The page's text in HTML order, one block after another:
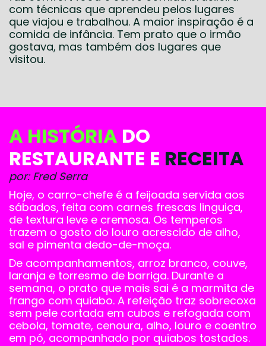
com técnicas que aprendeu pelos lugares
que viajou e trabalhou. A maior inspiração é a
comida de infância. Tem prato que o irmão
gostava, mas também dos lugares que
visitou.
A HISTÓRIA DO
RESTAURANTE E RECEITA
por: Fred Serra
Hoje, o carro-chefe é a feijoada servida aos
sábados, feita com carnes frescas linguiça,
de textura leve e cremosa. Os temperos
trazem o gosto do louro acrescido de alho,
sal e pimenta dedo-de-moça.
De acompanhamentos, arroz branco, couve,
laranja e torresmo de barriga. Durante a
semana, o prato que mais sai é a marmita de
frango com quiabo. A refeição traz sobrecoxa
sem pele cortada em cubos e refogada com
cebola, tomate, cenoura, alho, louro e coentro
em pó, acompanhado por quiabos tostados.